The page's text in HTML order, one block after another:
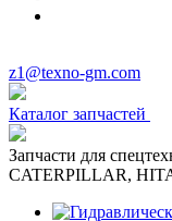
z1@texno-gm.com
Каталог запчастей
Запчасти для
CATERPILLAR,